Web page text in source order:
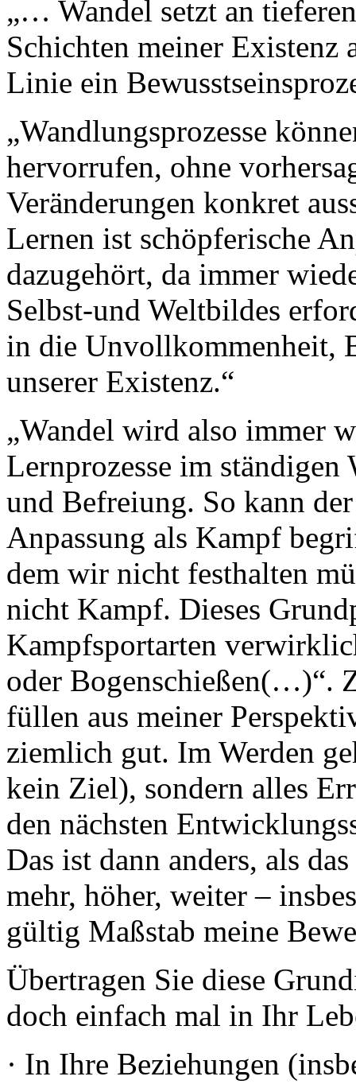
„… Wandel setzt an
Schichten meiner
Linie ein
„Wandlungsprozesse
hervorrufen, ohne
Veränderungen konkret
Lernen ist schöpferische
dazugehört, da immer
Selbst-und Weltbildes
in die Unvollkommenheit,
unserer Existenz.“
„Wandel wird also immer
Lernprozesse im
und Befreiung. So kann
Anpassung als Kampf
dem wir nicht festhalten
nicht Kampf. Dieses
Kampfsportarten
oder Bogenschießen(…)“.
füllen aus meiner
ziemlich gut. Im Werden
kein Ziel), sondern alles
den nächsten
Das ist dann anders, als
mehr, höher, weiter –
gültig Maßstab meine
Übertragen Sie diese
doch einfach mal in Ihr
· In Ihre Beziehungen